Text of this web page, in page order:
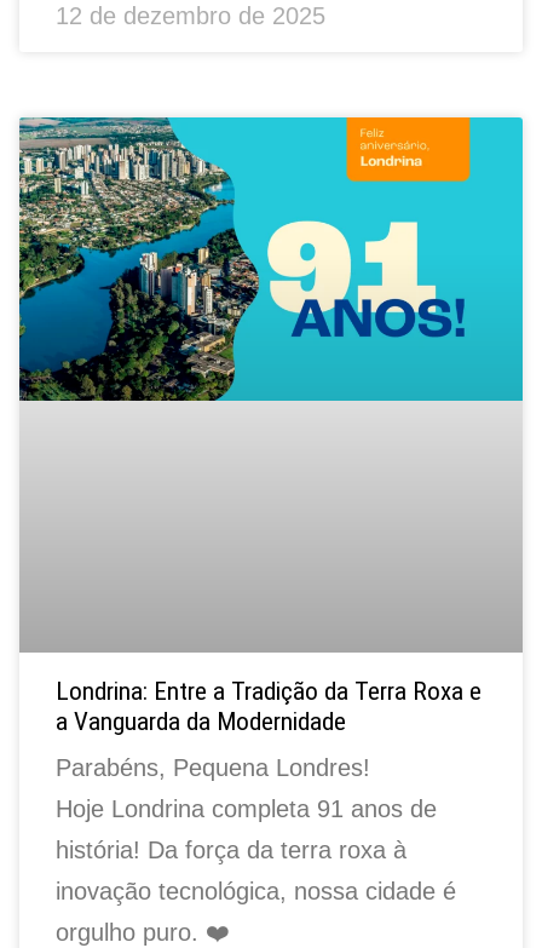
12 de dezembro de 2025
Londrina: Entre a Tradição da Terra Roxa e
a Vanguarda da Modernidade
Parabéns, Pequena Londres!
Hoje Londrina completa 91 anos de
história! Da força da terra roxa à
inovação tecnológica, nossa cidade é
orgulho puro. ❤️